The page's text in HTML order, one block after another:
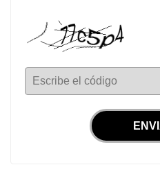
Escribe el código